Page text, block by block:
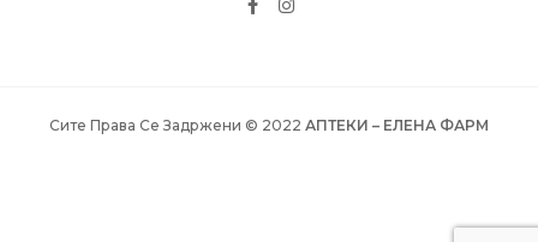
Сите Права Се Задржени © 2022 АПТЕКИ – ЕЛЕНА ФАРМ